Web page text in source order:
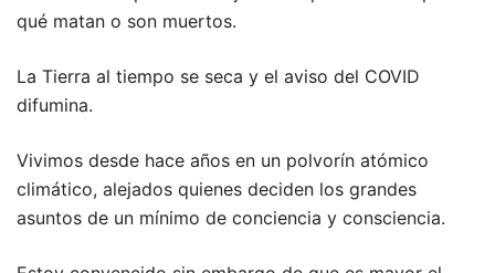
qué matan o son muertos.
La Tierra al tiempo se seca y el aviso del COVID
difumina.
Vivimos desde hace años en un polvorín atómico
climático, alejados quienes deciden los grandes
asuntos de un mínimo de conciencia y consciencia.